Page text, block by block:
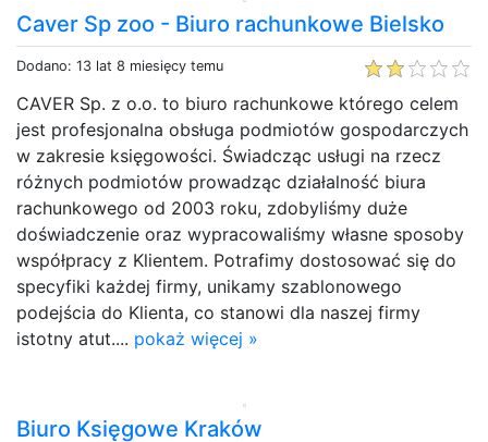
Caver Sp zoo - Biuro rachunkowe Bielsko
Dodano: 13 lat 8 miesięcy temu
CAVER Sp. z o.o. to biuro rachunkowe którego celem
jest profesjonalna obsługa podmiotów gospodarczych
w zakresie księgowości. Świadcząc usługi na rzecz
różnych podmiotów prowadząc działalność biura
rachunkowego od 2003 roku, zdobyliśmy duże
doświadczenie oraz wypracowaliśmy własne sposoby
współpracy z Klientem. Potrafimy dostosować się do
specyfiki każdej firmy, unikamy szablonowego
podejścia do Klienta, co stanowi dla naszej firmy
istotny atut.... pokaż więcej »
Biuro Księgowe Kraków